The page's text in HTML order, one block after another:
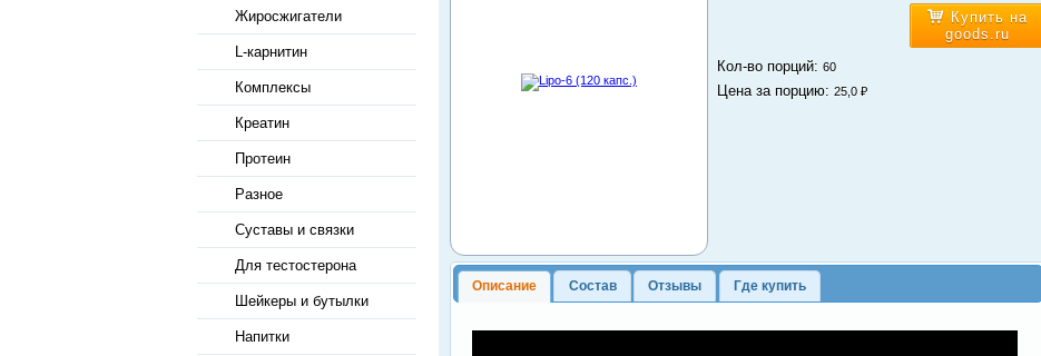
Жиросжигатели
L-карнитин
Комплексы
Креатин
Протеин
Разное
Суставы и связки
Для тестостерона
Шейкеры и бутылки
Напитки
Купить на
goods.ru
Кол-во порций: 60
Цена за порцию: 25,0 ₽
Описание Состав Отзывы Где купить